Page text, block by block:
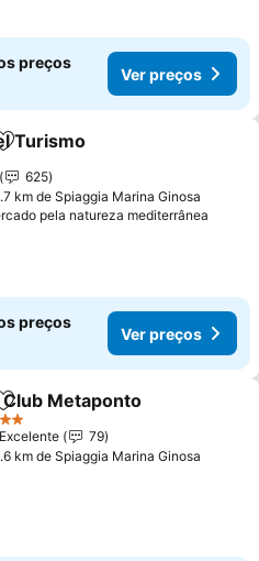
preços
Ver preços
Adicionar aos favoritos
Turismo
625
km de Spiaggia Marina Ginosa
pela natureza mediterrânea
preços
Ver preços
Adicionar aos favoritos
Club Metaponto
Excelente
79
km de Spiaggia Marina Ginosa